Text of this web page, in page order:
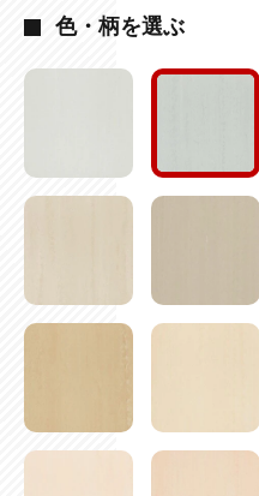
色・柄を選ぶ